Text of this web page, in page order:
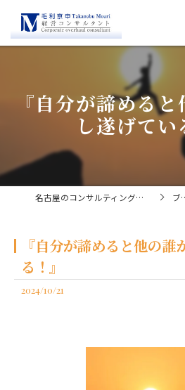
『自分が諦める
し遂げて
名古屋のコンサルティングなら経営コンサルタント毛利京申 ブログ
『自分が諦めると他の誰
る！』
2024/10/21